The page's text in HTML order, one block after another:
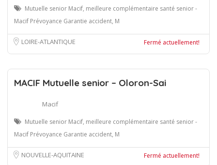
Mutuelle senior Macif, meilleure complémentaire santé senior -
Macif Prévoyance Garantie accident, M
LOIRE-ATLANTIQUE Fermé actuellement!
MACIF Mutuelle senior – Oloron-Sai
Macif
Mutuelle senior Macif, meilleure complémentaire santé senior -
Macif Prévoyance Garantie accident, M
NOUVELLE-AQUITAINE Fermé actuellement!